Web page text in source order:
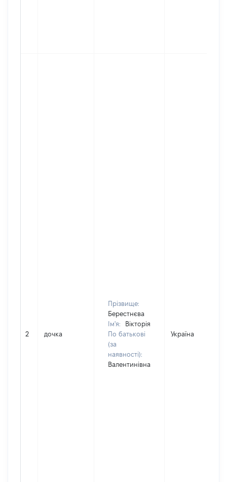
2 дочка
Прізвище:
Берестнєва
Ім'я:
Вікторія
По батькові
(за
наявності):
Валентинівна
Україна